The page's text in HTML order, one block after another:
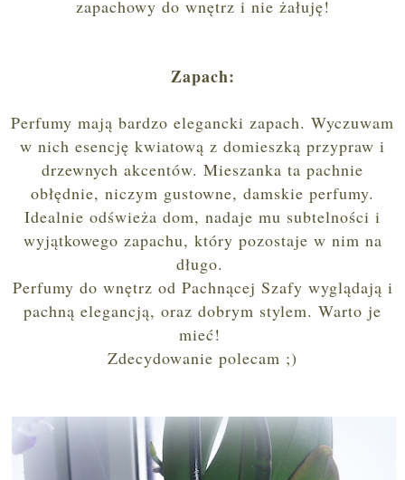
zapachowy do wnętrz i nie żałuję!
Zapach:
Perfumy mają bardzo elegancki zapach. Wyczuwam
w nich esencję kwiatową z domieszką przypraw i
drzewnych akcentów. Mieszanka ta pachnie
obłędnie, niczym gustowne, damskie perfumy.
Idealnie odświeża dom, nadaje mu subtelności i
wyjątkowego zapachu, który pozostaje w nim na
długo.
Perfumy do wnętrz od Pachnącej Szafy wyglądają i
pachną elegancją, oraz dobrym stylem. Warto je
mieć!
Zdecydowanie polecam ;)